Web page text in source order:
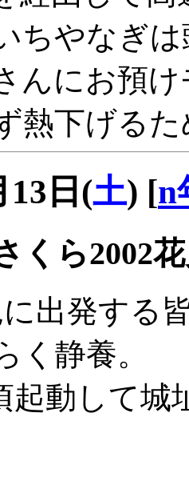
ちやなぎ
んにお預
熱下げる
13日(土) [n
くら2002
出発する
く静養。
起動して城